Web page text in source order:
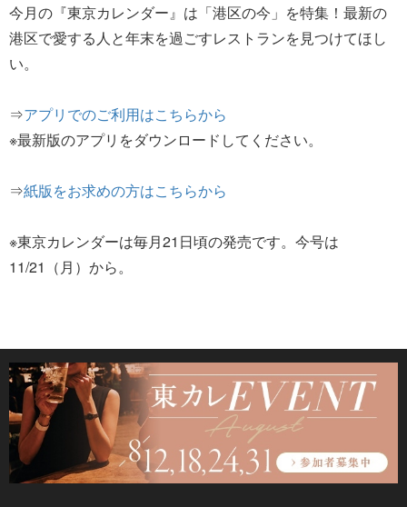
今月の『東京カレンダー』は「港区の今」を特集！最新の
港区で愛する人と年末を過ごすレストランを見つけてほし
い。
⇒アプリでのご利用はこちらから
※最新版のアプリをダウンロードしてください。
⇒紙版をお求めの方はこちらから
※東京カレンダーは毎月21日頃の発売です。今号は
11/21（月）から。